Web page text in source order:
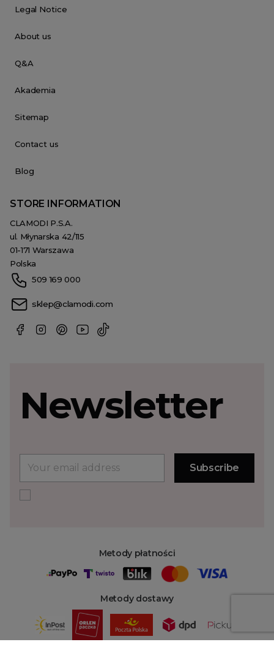
Legal Notice
About us
Q&A
Akademia
Sitemap
Contact us
Blog
STORE INFORMATION
CLAMODI P.S.A.
ul. Młynarska 42/115
01-171 Warszawa
Polska
509 169 000
sklep@clamodi.com
Metody płatności
Metody dostawy
Newsletter